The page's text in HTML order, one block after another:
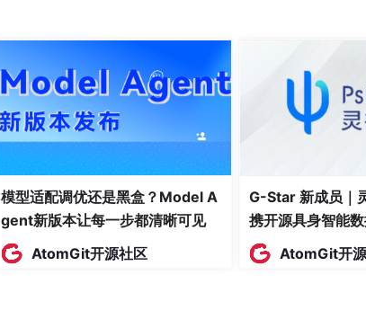
模型适配调优还是黑盒？Model A
gent新版本让每一步都清晰可见
AtomGit开源社区
G-Star 新成员｜
携开源具身智能
入驻 AtomGit
AtomGit开